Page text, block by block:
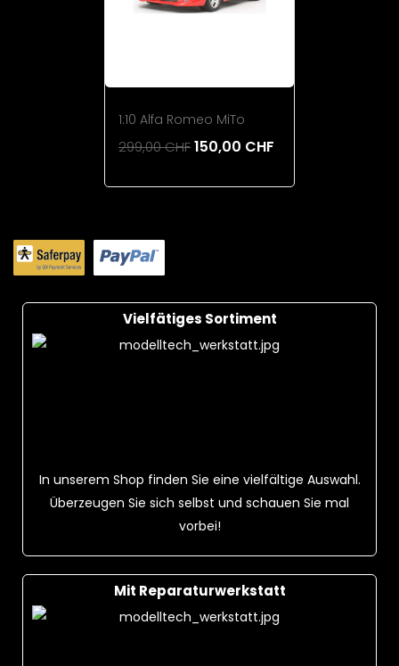
1:10 Alfa Romeo MiTo
299,00 CHF150,00 CHF
Vielfätiges Sortiment
In unserem Shop finden Sie eine vielfältige Auswahl.
Überzeugen Sie sich selbst und schauen Sie mal
vorbei!
Mit Reparaturwerkstatt